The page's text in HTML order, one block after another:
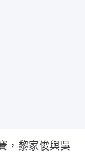
，黎家俊與吳